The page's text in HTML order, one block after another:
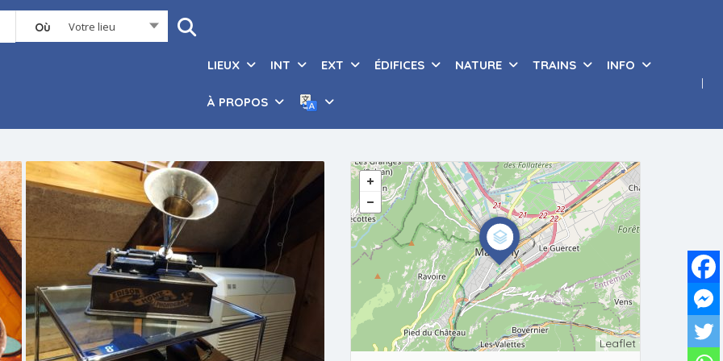
Où Votre lieu
LIEUX INT EXT ÉDIFICES NATURE TRAINS INFO
À PROPOS
Leaflet